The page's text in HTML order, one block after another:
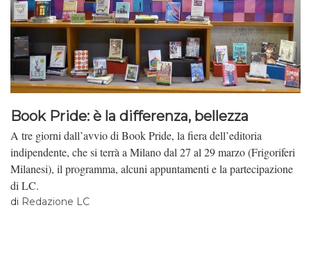
Book Pride: è la differenza, bellezza
A tre giorni dall’avvio di Book Pride, la fiera dell’editoria
indipendente, che si terrà a Milano dal 27 al 29 marzo (Frigoriferi
Milanesi), il programma, alcuni appuntamenti e la partecipazione
di LC.
di Redazione LC